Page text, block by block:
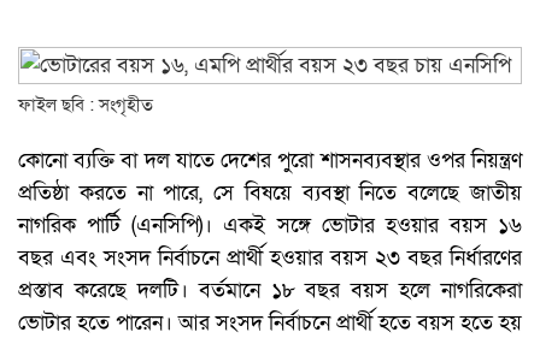
ফাইল ছবি : সংগৃহীত
কোনো ব্যক্তি বা দল যাতে দেশের পুরো শাসনব্যবস্থার ওপর নিয়ন্ত্রণ
প্রতিষ্ঠা করতে না পারে, সে বিষয়ে ব্যবস্থা নিতে বলেছে জাতীয়
নাগরিক পার্টি (এনসিপি)। একই সঙ্গে ভোটার হওয়ার বয়স ১৬
বছর এবং সংসদ নির্বাচনে প্রার্থী হওয়ার বয়স ২৩ বছর নির্ধারণের
প্রস্তাব করেছে দলটি। বর্তমানে ১৮ বছর বয়স হলে নাগরিকেরা
ভোটার হতে পারেন। আর সংসদ নির্বাচনে প্রার্থী হতে বয়স হতে হয়